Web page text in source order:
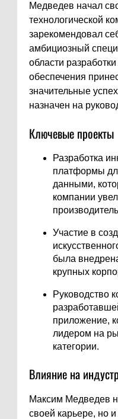
Медведев начал
технологической
зарекомендовал
амбициозный
области
обеспечения
значительные
назначен на
Ключевые проекты
Разработка
платформы
данными,
компании
Участие в
была
крупных
Руководство
приложение,
лидером на
категории.
Влияние на
Максим Медведев
своей карьере, но